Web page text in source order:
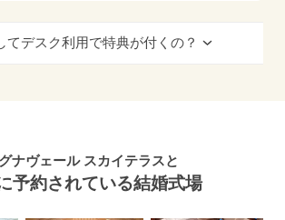
てデスク利用で特典が付くの？
ナヴェール スカイテラスと
予約されている結婚式場